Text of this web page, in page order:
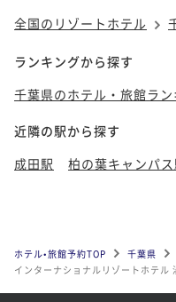
全国のリゾートホテル
ランキングから探す
千葉県のホテル・旅館ラン
近隣の駅から探す
成田駅
柏の葉キャンパス
ホテル•旅館予約TOP 千葉県
インターナショナルリゾートホテル